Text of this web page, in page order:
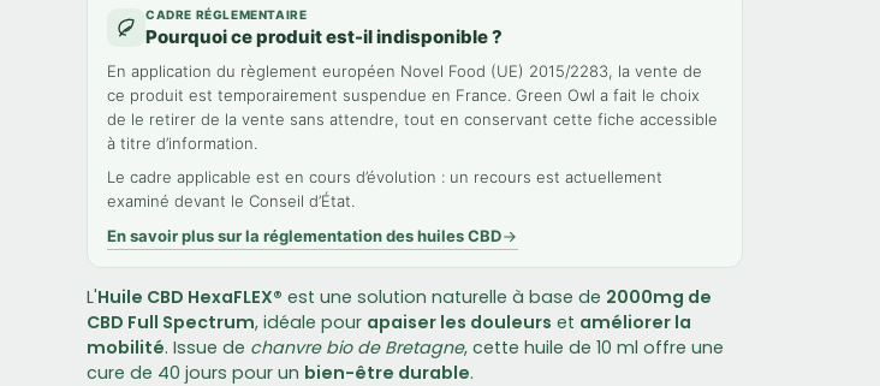
CADRE RÉGLEMENTAIRE
Pourquoi ce produit est-il indisponible ?
En application du règlement européen Novel Food (UE) 2015/2283, la vente de
ce produit est temporairement suspendue en France. Green Owl a fait le choix
de le retirer de la vente sans attendre, tout en conservant cette fiche accessible
à titre d’information.
Le cadre applicable est en cours d’évolution : un recours est actuellement
examiné devant le Conseil d’État.
En savoir plus sur la réglementation des huiles CBD
L'Huile CBD HexaFLEX® est une solution naturelle à base de 2000mg de
CBD Full Spectrum, idéale pour apaiser les douleurs et améliorer la
mobilité. Issue de chanvre bio de Bretagne, cette huile de 10 ml offre une
cure de 40 jours pour un bien-être durable.